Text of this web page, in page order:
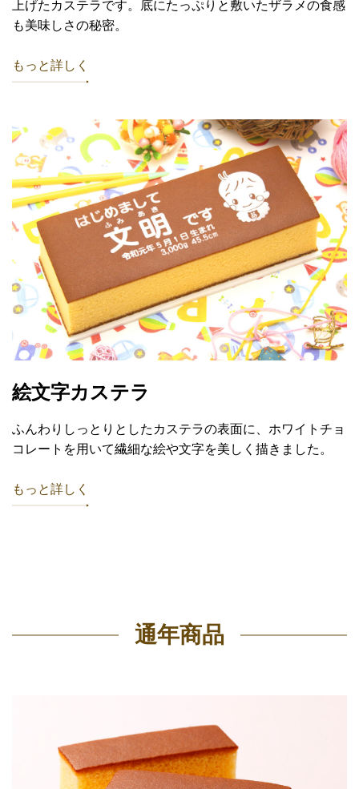
上げたカステラです。底にたっぷりと敷いたザラメの食感
も美味しさの秘密。
もっと詳しく
絵文字カステラ
ふんわりしっとりとしたカステラの表面に、ホワイトチョ
コレートを用いて繊細な絵や文字を美しく描きました。
もっと詳しく
通年商品